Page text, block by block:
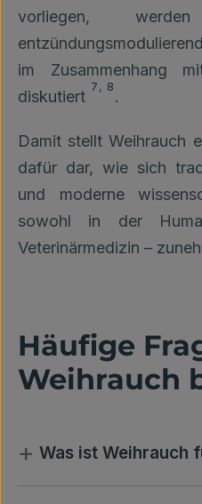
vorliegen,
im Zusammenhang
diskutiert
7, 8
.
Damit stellt Weihrauch
dafür dar, wie sich
und moderne
sowohl in der
Veterinärmedizin –
Häufige
Weihrauch
+ Was ist Weihrauch